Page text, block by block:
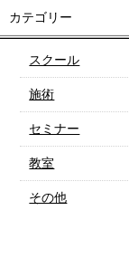
カテゴリー
スクール
施術
セミナー
教室
その他